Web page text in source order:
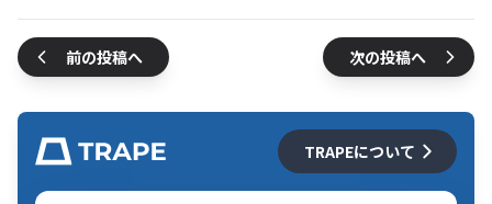
前の投稿へ 次の投稿へ
TRAPEについて